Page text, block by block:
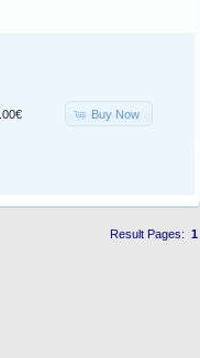
Buy Now
Result Pages: 1